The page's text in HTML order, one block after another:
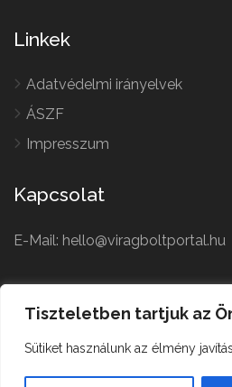
Tiszteletben tartjuk az
Sütiket használunk az élmény
Linkek
Adatvédelmi irányelvek
ÁSZF
Impresszum
Kapcsolat
E-Mail: hello@viragboltportal.hu